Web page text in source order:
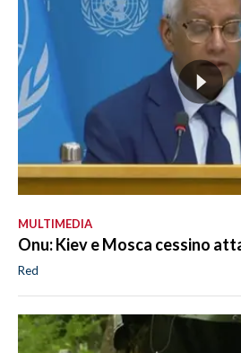
MULTIMEDIA
Onu: Kiev e Mosca cessino
Red